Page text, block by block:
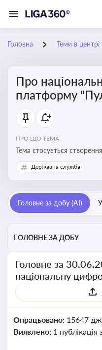
Головна Теми в центрі
Про
платформу
ПРО ЩО ТЕМА:
Тема стосується
цифрової платформи
забезпечити ефективну,
Державна служба
Головне за добу (AI)
ГОЛОВНЕ ЗА ДОБУ
Головне за
національну
Опрацьовано: 15647
Виявлено: 1 публікація